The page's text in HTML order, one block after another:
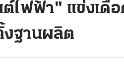
ไฟฟ้า" แข่งเดือ
งฐานผลิต